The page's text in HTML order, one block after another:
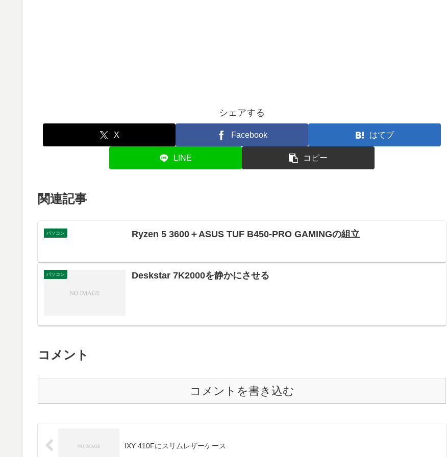
シェアする
X Facebook はてブ
LINE コピー
関連記事
パソコン Ryzen 5 3600＋ASUS TUF B450-PRO GAMINGの組立
パソコン Deskstar 7K2000を静かにさせる
コメント
コメントを書き込む
IXY 410Fにスリムレザーケース